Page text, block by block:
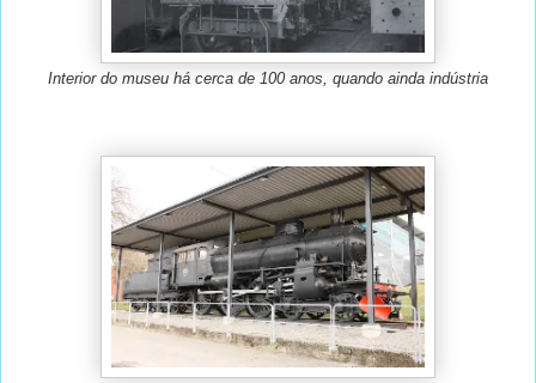
Interior do museu há cerca de 100 anos, quando ainda indústria